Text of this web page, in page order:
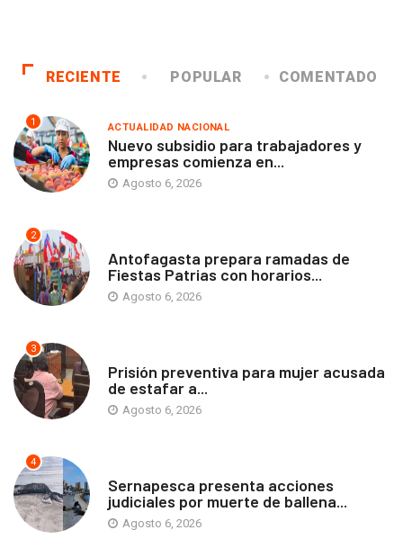
RECIENTE POPULAR COMENTADO
1 ACTUALIDAD NACIONAL
Nuevo subsidio para trabajadores y
empresas comienza en...
Agosto 6, 2026
2
Antofagasta prepara ramadas de
Fiestas Patrias con horarios...
Agosto 6, 2026
3
Prisión preventiva para mujer acusada
de estafar a...
Agosto 6, 2026
4
Sernapesca presenta acciones
judiciales por muerte de ballena...
Agosto 6, 2026